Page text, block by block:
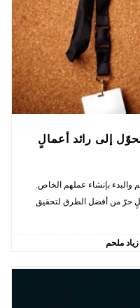
إلى رائد أعمالٍ
والبدء بإنشاء عملهم الخاص.
حرّ من أفضل الطرق لتحقيق
زياد ملحم